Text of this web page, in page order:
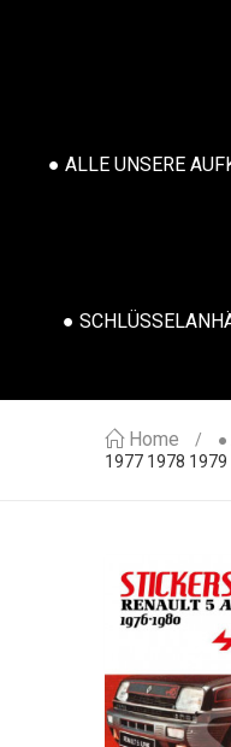
● ALLE UNSERE
●
Home ●
1977 1978